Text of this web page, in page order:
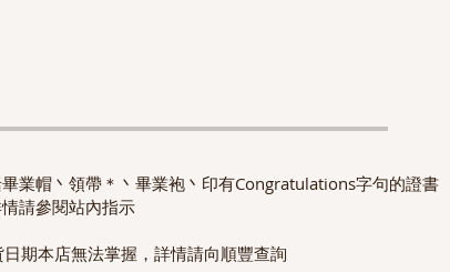
業帽丶領帶＊丶畢業袍丶印有Congratulations字句的證書
請參閱站內指示
期本店無法掌握，詳情請向順豐查詢